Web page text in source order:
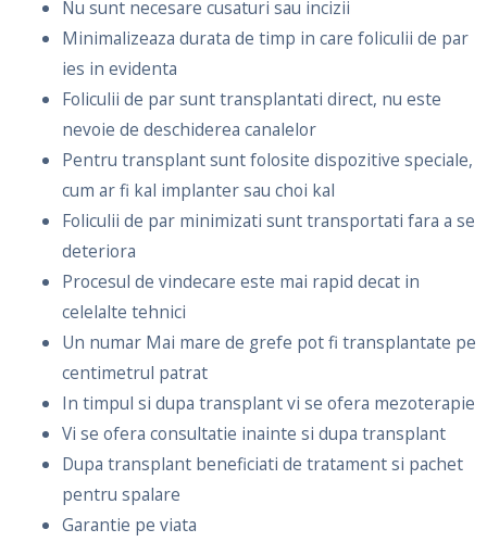
Nu sunt necesare cusaturi sau incizii
Minimalizeaza durata de timp in care foliculii de par
ies in evidenta
Foliculii de par sunt transplantati direct, nu este
nevoie de deschiderea canalelor
Pentru transplant sunt folosite dispozitive speciale,
cum ar fi kal implanter sau choi kal
Foliculii de par minimizati sunt transportati fara a se
deteriora
Procesul de vindecare este mai rapid decat in
celelalte tehnici
Un numar Mai mare de grefe pot fi transplantate pe
centimetrul patrat
In timpul si dupa transplant vi se ofera mezoterapie
Vi se ofera consultatie inainte si dupa transplant
Dupa transplant beneficiati de tratament si pachet
pentru spalare
Garantie pe viata